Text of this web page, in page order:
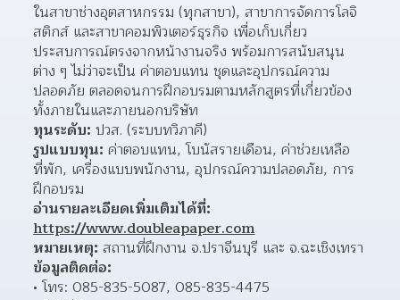
ในสาขาช่างอุตสาหกรรม (ทุกสาขา), สาขาการจัดการโลจิ
สติกส์ และสาขาคอมพิวเตอร์ธุรกิจ เพื่อเก็บเกี่ยว
ประสบการณ์ตรงจากหน้างานจริง พร้อมการสนับสนุน
ต่าง ๆ ไม่ว่าจะเป็น ค่าตอบแทน ชุดและอุปกรณ์ความ
ปลอดภัย ตลอดจนการฝึกอบรมตามหลักสูตรที่เกี่ยวข้อง
ทั้งภายในและภายนอกบริษัท
ทุนระดับ: ปวส. (ระบบทวิภาคี)
รูปแบบทุน: ค่าตอบแทน, โบนัสรายเดือน, ค่าช่วยเหลือ
ที่พัก, เครื่องแบบพนักงาน, อุปกรณ์ความปลอดภัย, การ
ฝึกอบรม
อ่านรายละเอียดเพิ่มเติมได้ที่:
https://www.doubleapaper.com
หมายเหตุ: สถานที่ฝึกงาน จ.ปราจีนบุรี และ จ.ฉะเชิงเทรา
ข้อมูลติดต่อ:
โทร: 085-835-5087, 085-835-4475